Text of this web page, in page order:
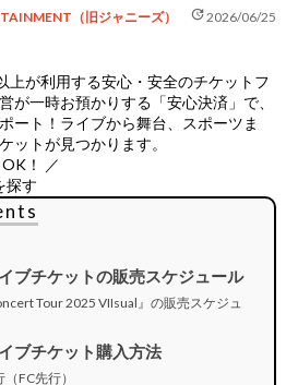
（旧ジャニーズ） update2026/06/25
上が利用する安心・安全のチケットフ
が一時お預かりする「安心決済」で、
ート！ライブから舞台、スポーツま
ットが見つかります。
！ ／
探す
ブチケットの販売スケジュール
Tour 2025 VIIsual』の販売スケジュ
ブチケット購入方法
FC先行）